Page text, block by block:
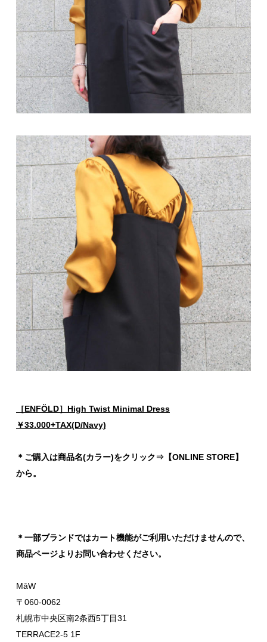
［ENFÖLD］High Twist Minimal Dress
￥33.000+TAX(D/Navy)
＊ご購入は商品名(カラー)をクリック⇒【ONLINE STORE】
から。
＊一部ブランドではカート機能がご利用いただけませんので、
商品ページよりお問い合わせください。
MāW
〒060-0062
札幌市中央区南2条西5丁目31
TERRACE2-5 1F